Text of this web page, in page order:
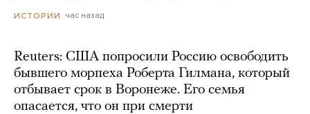
ИСТОРИИ час назад
Reuters: США попросили Россию освободить
бывшего морпеха Роберта Гилмана, который
отбывает срок в Воронеже. Его семья
опасается, что он при смерти